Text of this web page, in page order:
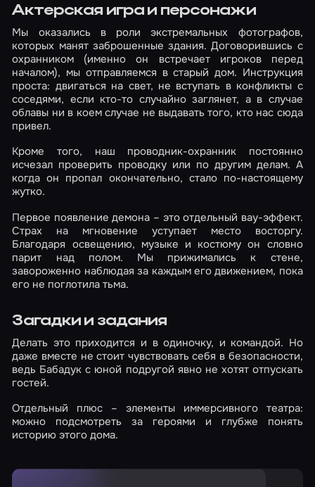
Актерская игра и персонажи
Мы оказались в роли экстремальных фотографов,
которых манят заброшенные здания. Договорившись с
охранником (именно он встречает игроков перед
началом), мы отправляемся в старый дом. Инструкция
проста: двигаться на свет, не вступать в конфликты с
соседями, если кто-то случайно заглянет, а в случае
облавы ни в коем случае не выдавать того, кто нас сюда
привел.
Кроме того, наш проводник-охранник постоянно
исчезал проверить проводку или по другим делам. А
когда он пропал окончательно, стало по-настоящему
жутко.
Первое появление демона – это отдельный вау-эффект.
Страх на мгновение уступает место восторгу.
Благодаря освещению, музыке и костюму он словно
парит над полом. Мы прижимались к стене,
завороженно наблюдая за каждым его движением, пока
его не поглотила тьма.
Загадки и задания
Делать это приходится и в одиночку, и командой. Но
даже вместе не стоит чувствовать себя в безопасности,
ведь Бабадук с юной подругой явно не хотят отпускать
гостей.
Отдельный плюс – элементы иммерсивного театра:
можно подсмотреть за героями и глубже понять
историю этого дома.